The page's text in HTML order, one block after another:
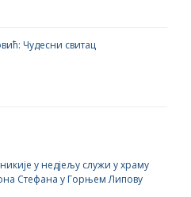
Чудесни свитац
у недјељу служи у храму
Стефана у Горњем Липову